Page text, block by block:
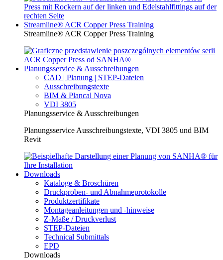
Streamline® ACR Copper Press Training
Streamline® ACR Copper Press Training
Planungsservice & Ausschreibungen
CAD | Planung | STEP-Dateien
Ausschreibungstexte
BIM & Plancal Nova
VDI 3805
Planungsservice & Ausschreibungen
Planungsservice Ausschreibungstexte, VDI 3805 und BIM
Revit
Downloads
Kataloge & Broschüren
Druckproben- und Abnahmeprotokolle
Produktzertifikate
Montageanleitungen und -hinweise
Z-Maße / Druckverlust
STEP-Dateien
Technical Submittals
EPD
Downloads